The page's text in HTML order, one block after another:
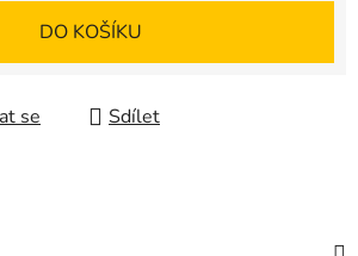
DO KOŠÍKU
se Sdílet